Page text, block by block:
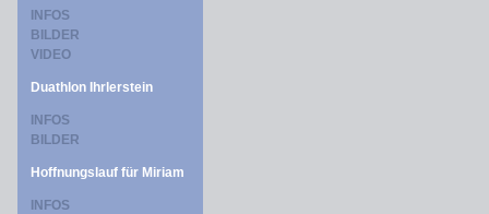
INFOS
BILDER
VIDEO
Duathlon Ihrlerstein
INFOS
BILDER
Hoffnungslauf für Miriam
INFOS